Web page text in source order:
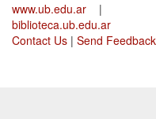
www.ub.edu.ar
|
biblioteca.ub.edu.ar
Contact Us | Send Feedback